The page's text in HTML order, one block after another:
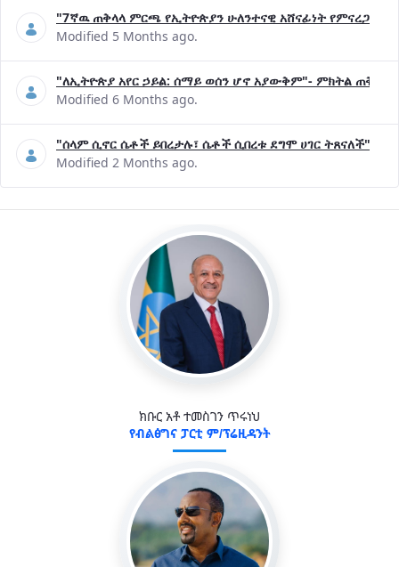
"7ኛዉ ጠቅላላ ምርጫ የኢትዮጵያን ሁለንተናዊ አሸናፊነት
Modified 5 Months ago.
"ለኢትዮጵያ አየር ኃይል: ሰማይ ወሰን ሆኖ አያውቅም"- ምክትል ጠቅላይ
Modified 6 Months ago.
"ሰላም ሲኖር ሴቶች ይበረታሉ፣ ሴቶች ሲበረቱ ደግሞ ሀገር ትጸናለች"-
Modified 2 Months ago.
ክቡር አቶ ተመስገን ጥሩነህ
የብልፅግና ፓርቲ ም/ፕሬዚዳንት